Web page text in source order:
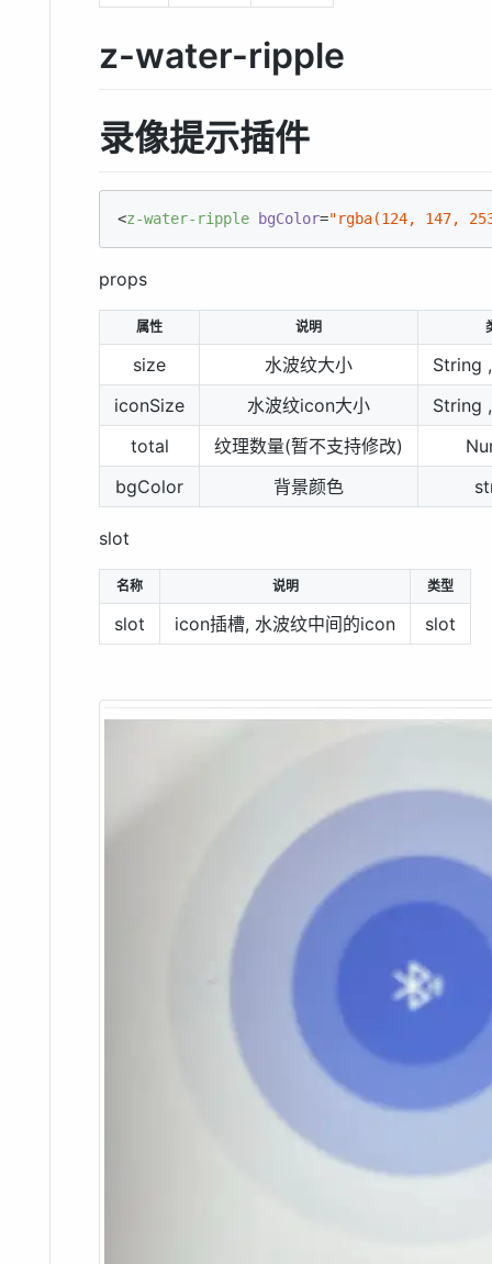
z-water-ripple
录像提示插件
<z-water-ripple bgColor="rgba(124, 147,
props
属性 说明
size 水波纹大小
String
iconSize
水波纹icon大小
String
total
纹理数量(暂不支持修改)
bgColor
背景颜色
slot
名称 说明 类型
slot icon插槽, 水波纹中间的icon slot